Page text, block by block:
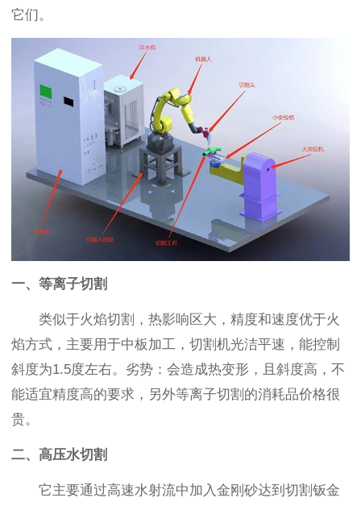
它们。
一、等离子切割
类似于火焰切割，热影响区大，精度和速度优于火
焰方式，主要用于中板加工，切割机光洁平速，能控制
斜度为1.5度左右。劣势：会造成热变形，且斜度高，不
能适宜精度高的要求，另外等离子切割的消耗品价格很
贵。
二、高压水切割
它主要通过高速水射流中加入金刚砂达到切割钣金